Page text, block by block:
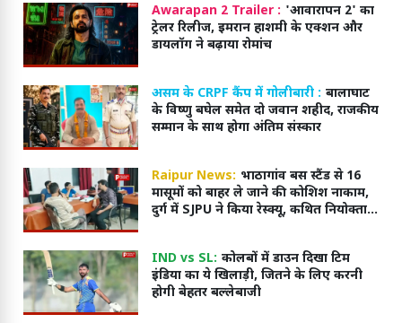
Awarapan 2 Trailer : 'आवारापन 2' का
ट्रेलर रिलीज, इमरान हाशमी के एक्शन और
डायलॉग ने बढ़ाया रोमांच
असम के CRPF कैंप में गोलीबारी : बालाघाट
के विष्णु बघेल समेत दो जवान शहीद, राजकीय
सम्मान के साथ होगा अंतिम संस्कार
Raipur News: भाठागांव बस स्टैंड से 16
मासूमों को बाहर ले जाने की कोशिश नाकाम,
दुर्ग में SJPU ने किया रेस्क्यू, कथित नियोक्ता
IND vs SL: कोलबों में डाउन दिखा टिम
इंडिया का ये खिलाड़ी, जितने के लिए करनी
होगी बेहतर बल्लेबाजी